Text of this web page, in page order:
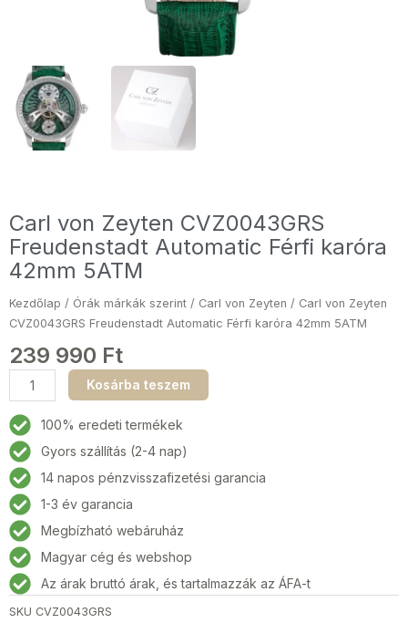
Carl von Zeyten CVZ0043GRS
Freudenstadt Automatic Férfi karóra
42mm 5ATM
Kezdőlap / Órák márkák szerint / Carl von Zeyten / Carl von Zeyten
CVZ0043GRS Freudenstadt Automatic Férfi karóra 42mm 5ATM
239 990 Ft
Carl
von
Zeyten
CVZ0043GRS
Freudenstadt
Automatic
Férfi
karóra
42mm
5ATM
mennyiség
Kosárba teszem
100% eredeti termékek
Gyors szállítás (2-4 nap)
14 napos pénzvisszafizetési garancia
1-3 év garancia
Megbízható webáruház
Magyar cég és webshop
Az árak bruttó árak, és tartalmazzák az ÁFA-t
SKU CVZ0043GRS